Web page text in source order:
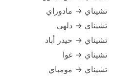
تشيناي → مادوراي
تشيناي → دلهي
تشيناي → حيدر أباد
تشيناي → غوا
تشيناي → مومباي